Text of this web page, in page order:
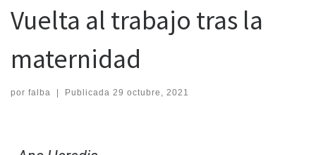
Vuelta al trabajo tras la
maternidad
por falba | Publicada 29 octubre, 2021